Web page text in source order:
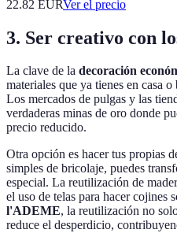
22.82 EURVer el precio
3. Ser creativo con
La clave de la decoración
materiales que ya tienes en casa
Los mercados de pulgas y las
verdaderas minas de oro donde
precio reducido.
Otra opción es hacer tus propias
simples de bricolaje, puedes
especial. La reutilización de
el uso de telas para hacer cojines
l'ADEME, la reutilización no
reduce el desperdicio,